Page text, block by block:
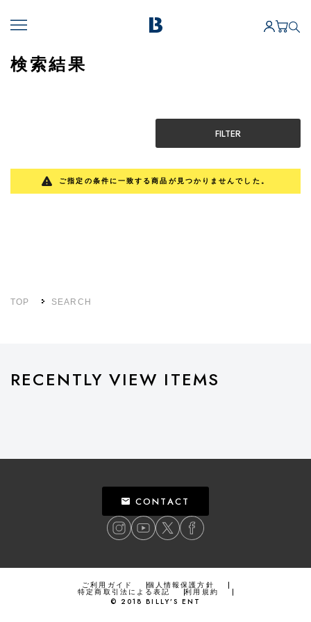
検索結果
FILTER
ご指定の条件に一致する商品が見つかりませんでした。
TOP SEARCH
RECENTLY VIEW ITEMS
CONTACT
ご利用ガイド 個人情報保護方針
特定商取引法による表記
利用規約
© 2018 BILLY’S ENT